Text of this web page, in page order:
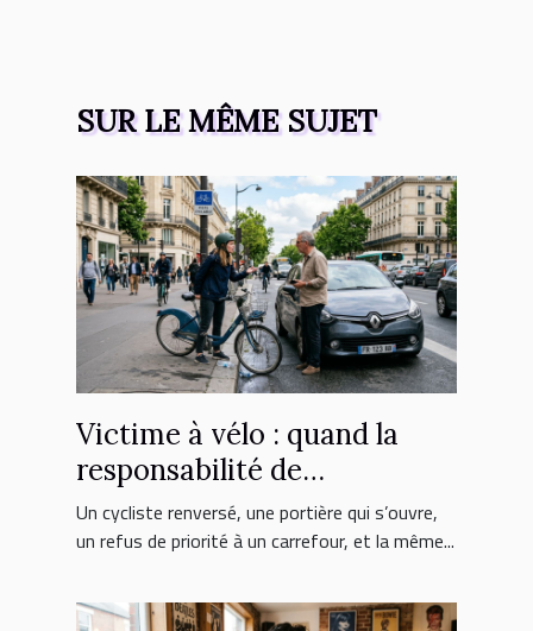
SUR LE MÊME SUJET
Victime à vélo : quand la
responsabilité de
l’automobiliste est engagée
Un cycliste renversé, une portière qui s’ouvre,
un refus de priorité à un carrefour, et la même...